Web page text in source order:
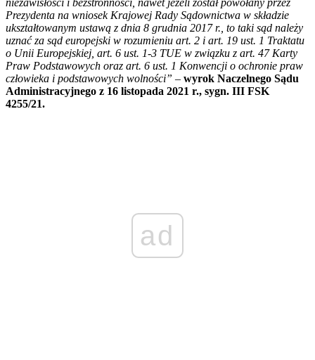
Prezydenta na wniosek Krajowej Rady Sądownictwa w składzie
ukształtowanym ustawą z dnia 8 grudnia 2017 r., to taki sąd należy
uznać za sąd europejski w rozumieniu art. 2 i art. 19 ust. 1 Traktatu
o Unii Europejskiej, art. 6 ust. 1-3 TUE w związku z art. 47 Karty
Praw Podstawowych oraz art. 6 ust. 1 Konwencji o ochronie praw
człowieka i podstawowych wolności” – wyrok Naczelnego Sądu
Administracyjnego z 16 listopada 2021 r., sygn. III FSK
4255/21.
ad